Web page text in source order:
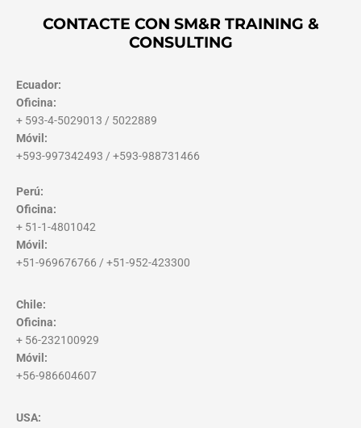
CONTACTE CON SM&R TRAINING &
CONSULTING
Ecuador:
Oficina:
+ 593-4-5029013 / 5022889
Móvil:
+593-997342493 / +593-988731466
Perú:
Oficina:
+ 51-1-4801042
Móvil:
+51-969676766 / +51-952-423300
Chile:
Oficina:
+ 56-232100929
Móvil:
+56-986604607
USA: